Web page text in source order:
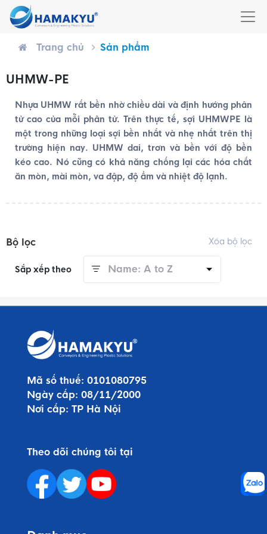
Trang chủ Sản phẩm
UHMW-PE
Nhựa UHMW rất bền nhờ chiều dài và định hướng phân
tử cao của mỗi phân tử. Trên thực tế, sợi UHMWPE là
một trong những loại sợi bền nhất và nhẹ nhất trên thị
trường hiện nay. UHMW dai, trơn và bền với độ bền
kéo cao. Nó cũng có khả năng chống lại các hóa chất
ăn mòn, mài mòn, va đập, độ ẩm và nhiệt độ lạnh.
Bộ lọc Xóa bộ lọc
Sắp xếp theo Name: A to Z
Mã số thuế: 0101080795
Ngày cấp: 08/11/2000
Nơi cấp: TP Hà Nội
Theo dõi chúng tôi tại